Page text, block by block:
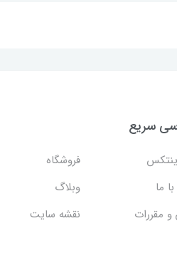
سریع
فروشگاه
ما
وبلاگ
و مقررات
نقشه سایت